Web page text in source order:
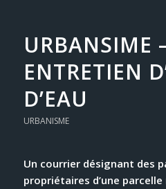
URBANSIME
ENTRETIEN
D’EAU
URBANISME
Un courrier désignant des
propriétaires d’une